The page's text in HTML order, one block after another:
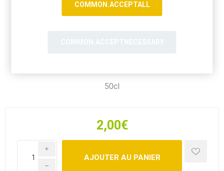
50cl
2,00€
i
h
COMMON.ACCEPTALL